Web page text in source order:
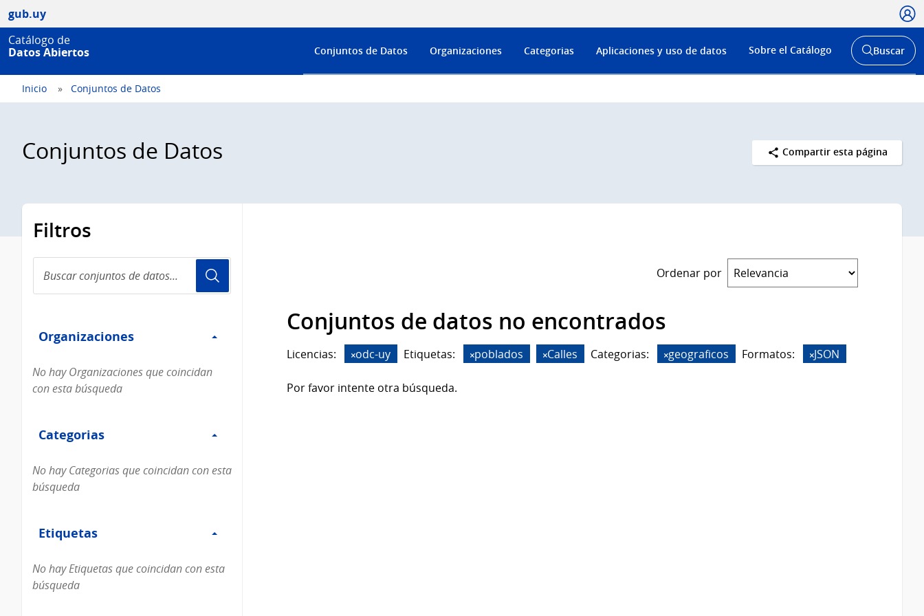
gub.uy
Catálogo de
Datos Abiertos
Menú
de
Conjuntos de Datos Organizaciones Categorias Aplicaciones y uso de datos Sobre el Catálogo
Abrir
buscador
Buscar
Inicio Conjuntos de Datos
Conjuntos de Datos Compartir esta página
Filtros
conjuntos
de
Organizaciones
Organizaciones
No hay Organizaciones que coincidan
con esta búsqueda
Categorias
Categorias
No hay Categorias que coincidan con esta
búsqueda
Etiquetas
Etiquetas
No hay Etiquetas que coincidan con esta
búsqueda
Ordenar por
Conjuntos de datos no encontrados
Licencias: odc-uy Etiquetas: poblados Calles Categorias: geograficos Formatos: JSON
Por favor intente otra búsqueda.